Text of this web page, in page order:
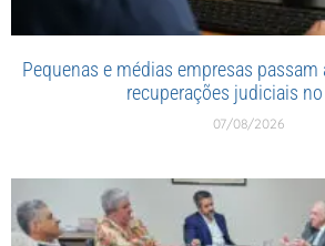
Pequenas e médias empresas passam
recuperações judiciais
07/08/2026